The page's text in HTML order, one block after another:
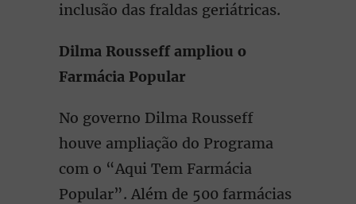
inclusão das fraldas geriátricas.
Dilma Rousseff ampliou o
Farmácia Popular
No governo Dilma Rousseff
houve ampliação do Programa
com o “Aqui Tem Farmácia
Popular”. Além de 500 farmácias